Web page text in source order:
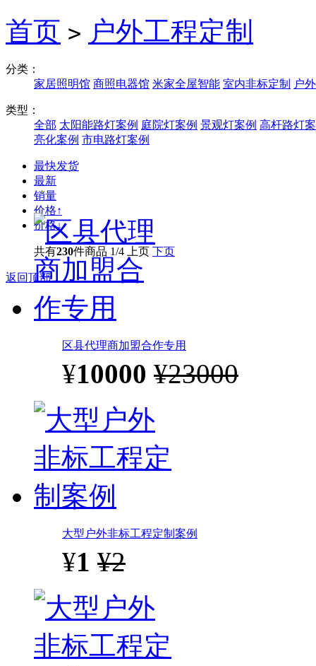
首页 > 户外工程定制
分类：
家居照明馆 商照电器馆 米家全屋智能 室内非标定制 户
类型：
全部 太阳能路灯案例 庭院灯案例 景观灯案例 高杆路灯
亮化案例 市电路灯案例
最快发货
最新
销量
价格↑
价格↓
共有230件商品 1/4 上页 下页
返回顶部
区县代理商加盟合作专用
¥10000 ¥23000
大型户外非标工程定制案例
¥1 ¥2